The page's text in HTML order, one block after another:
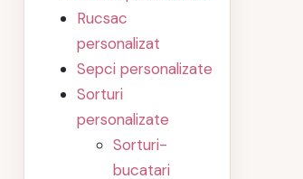
Rucsac
personalizat
Sepci personalizate
Sorturi
personalizate
Sorturi-
bucatari